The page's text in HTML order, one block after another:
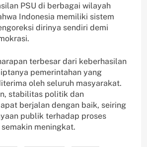
PSU di berbagai wilayah
Indonesia memiliki sistem
dirinya sendiri demi
terbesar dari keberhasilan
pemerintahan yang
oleh seluruh masyarakat.
stabilitas politik dan
berjalan dengan baik, seiring
publik terhadap proses
meningkat.